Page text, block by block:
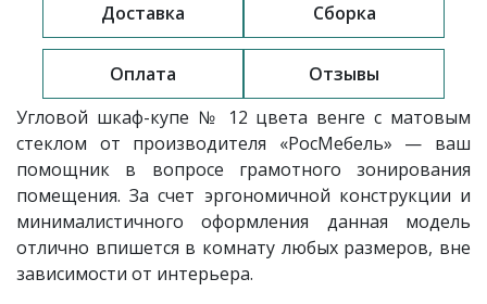
Доставка Сборка
Оплата
Отзывы
Угловой шкаф-купе № 12 цвета венге с матовым
стеклом от производителя «РосМебель» — ваш
помощник в вопросе грамотного зонирования
помещения. За счет эргономичной конструкции и
минималистичного оформления данная модель
отлично впишется в комнату любых размеров, вне
зависимости от интерьера.